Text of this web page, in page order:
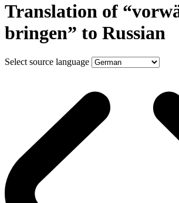
Translation of
bringen” to Russian
Select source language